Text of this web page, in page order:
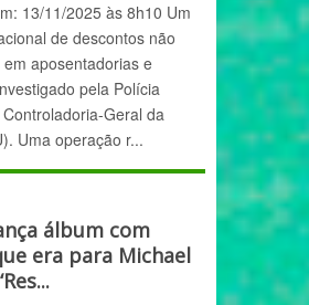
13/11/2025 às 8h10 Um
de descontos não
aposentadorias e
pela Polícia
Geral da
Uma operação r...
álbum com
era para Michael